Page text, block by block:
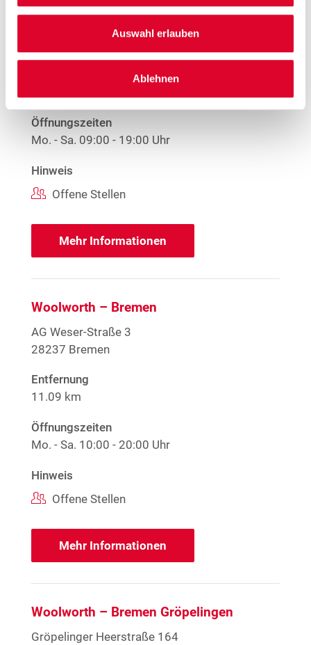
Auswahl erlauben
Ablehnen
Öffnungszeiten
Mo. - Sa. 09:00 - 19:00 Uhr
Hinweis
Offene Stellen
Mehr Informationen
Woolworth – Bremen
AG Weser-Straße 3
28237 Bremen
Entfernung
11.09 km
Öffnungszeiten
Mo. - Sa. 10:00 - 20:00 Uhr
Hinweis
Offene Stellen
Mehr Informationen
Woolworth – Bremen Gröpelingen
Gröpelinger Heerstraße 164